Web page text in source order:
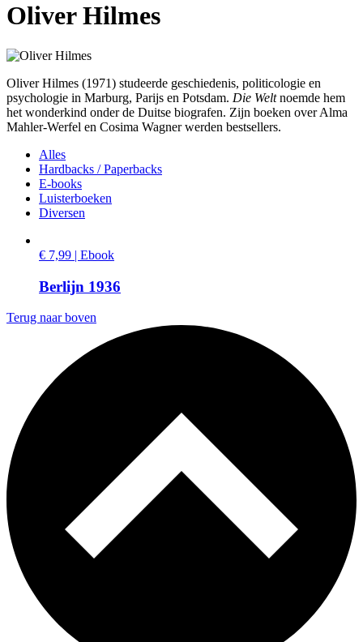
Oliver Hilmes
Oliver Hilmes (1971) studeerde geschiedenis, politicologie en
psychologie in Marburg, Parijs en Potsdam. Die Weltnoemde hem
het wonderkind onder de Duitse biografen. Zijn boeken over Alma
Mahler-Werfel en Cosima Wagner werden bestsellers.
Alles
Hardbacks / Paperbacks
E-books
Luisterboeken
Diversen
€ 7,99 | Ebook
Berlijn 1936
Terug naar boven